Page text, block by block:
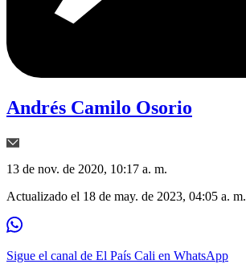
Andrés Camilo Osorio
13 de nov. de 2020, 10:17 a. m.
Actualizado el 18 de may. de 2023, 04:05 a. m.
Sigue el canal de El País Cali en WhatsApp